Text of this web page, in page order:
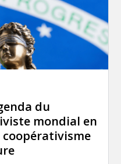
du
mondial en